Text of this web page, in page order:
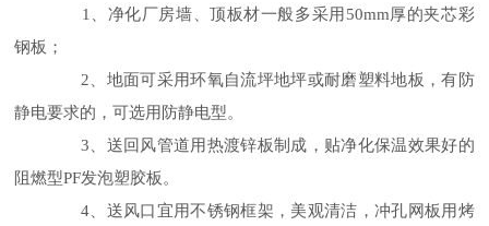
1、净化厂房墙、顶板材一般多采用 50mm厚的夹芯彩
钢板；
2、地面可采用环氧自流坪地坪或耐磨塑料地板，有防
静电要求的，可选用防静电型。
3、送回风管道用热渡锌板制成，贴净化保温效果好的
阻燃型PF发泡塑胶板 。
4、送风口宜用不锈钢框架，美观清洁，冲孔网板用烤